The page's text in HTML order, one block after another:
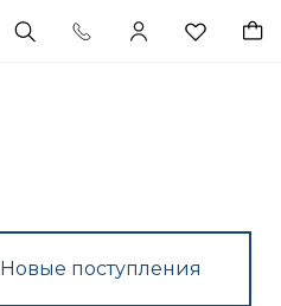
Новые поступления